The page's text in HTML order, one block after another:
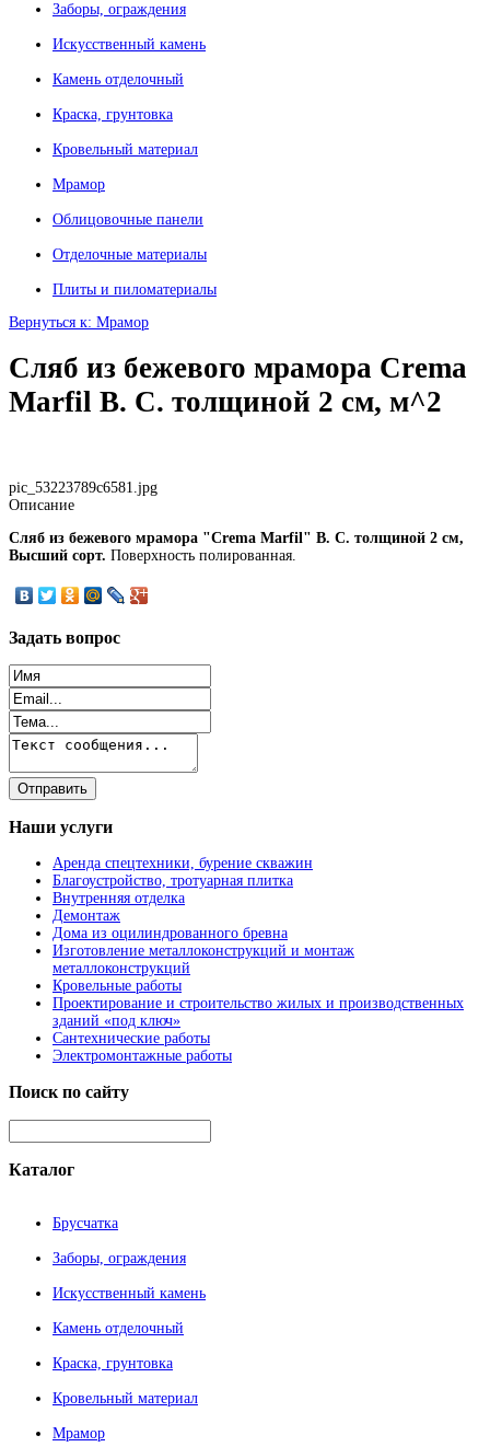
Заборы, ограждения
Искусственный камень
Камень отделочный
Краска, грунтовка
Кровельный материал
Мрамор
Облицовочные панели
Отделочные материалы
Плиты и пиломатериалы
Вернуться к: Мрамор
Сляб из бежевого мрамора Crema
Marfil В. С. толщиной 2 см, м^2
pic_53223789c6581.jpg
Описание
Сляб из бежевого мрамора "Crema Marfil" В. С. толщиной 2 см,
Высший сорт. Поверхность полированная.
Задать вопрос
Наши услуги
Аренда спецтехники, бурение скважин
Благоустройство, тротуарная плитка
Внутренняя отделка
Демонтаж
Дома из оцилиндрованного бревна
Изготовление металлоконструкций и монтаж
металлоконструкций
Кровельные работы
Проектирование и строительство жилых и производственных
зданий «под ключ»
Сантехнические работы
Электромонтажные работы
Поиск по сайту
Каталог
Брусчатка
Заборы, ограждения
Искусственный камень
Камень отделочный
Краска, грунтовка
Кровельный материал
Мрамор